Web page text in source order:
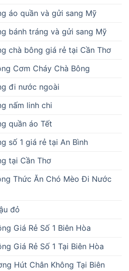
áo quần và gửi sang Mỹ
bánh tráng và gửi sang Mỹ
chà bông giá rẻ tại Cần Thơ
Cơm Cháy Chà Bông
đi nước ngoài
nấm linh chi
quần áo Tết
số 1 giá rẻ tại An Bình
tại Cần Thơ
Thức Ăn Chó Mèo Đi Nước
đỏ
Giá Rẻ Số 1 Biên Hòa
Giá Rẻ Số 1 Tại Biên Hòa
Hút Chân Không Tại Biên